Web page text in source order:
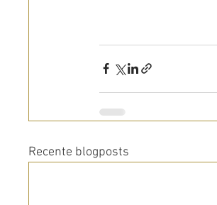
Recente blogposts